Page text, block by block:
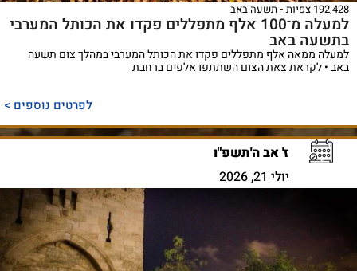
192,428 צפיות תשעה באב
למעלה מ־100 אלף מתפללים פקדו את הכותל המערבי
בתשעה באב
למעלה ממאה אלף מתפללים פקדו את הכותל המערבי במהלך צום תשעה
באב • לקראת צאת הצום השתתפו אלפים ברחבת
לפרטים נוספים >
ז' אב ה'תשפ"ו
יולי 21, 2026